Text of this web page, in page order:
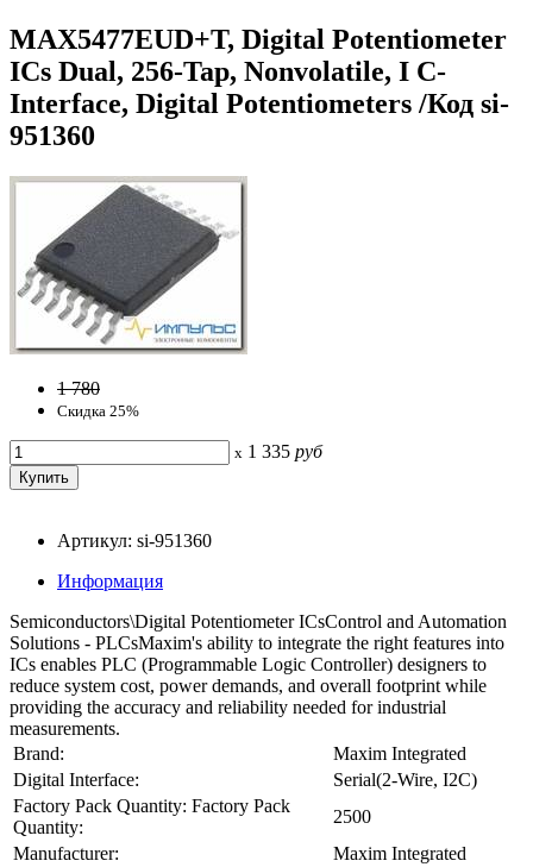
MAX5477EUD+T, Digital Potentiometer
ICs Dual, 256-Tap, Nonvolatile, I C-
Interface, Digital Potentiometers /Код si-
951360
1 780
Скидка 25%
x 1 335 руб
Артикул: si-951360
Информация
Semiconductors\Digital Potentiometer ICsControl and Automation
Solutions - PLCsMaxim's ability to integrate the right features into
ICs enables PLC (Programmable Logic Controller) designers to
reduce system cost, power demands, and overall footprint while
providing the accuracy and reliability needed for industrial
measurements.
Brand:
Maxim Integrated
Digital Interface:
Serial(2-Wire, I2C)
Factory Pack Quantity: Factory Pack
Quantity:
2500
Manufacturer:
Maxim Integrated